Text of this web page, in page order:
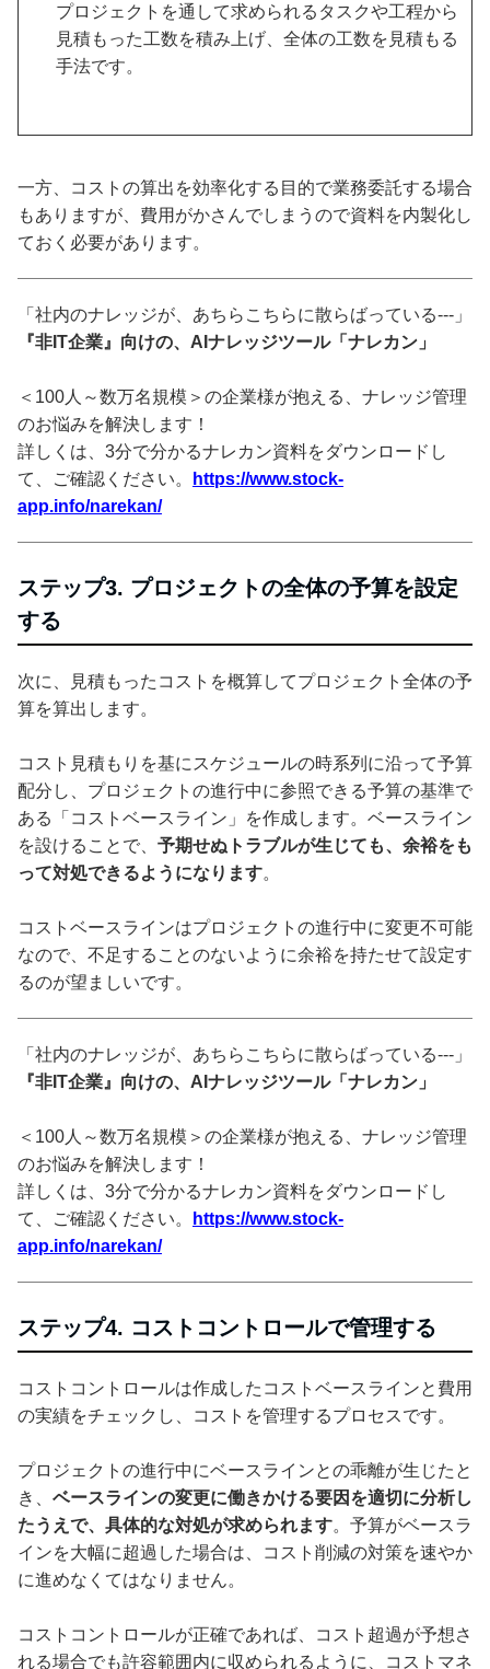
プロジェクトを通して求められるタスクや工程から
見積もった工数を積み上げ、全体の工数を見積もる
手法です。
一方、コストの算出を効率化する目的で業務委託する場合
もありますが、費用がかさんでしまうので資料を内製化し
ておく必要があります。
「社内のナレッジが、あちらこちらに散らばっている---」
『非IT企業』向けの、AIナレッジツール「ナレカン」
＜100人～数万名規模＞の企業様が抱える、ナレッジ管理
のお悩みを解決します！
詳しくは、3分で分かるナレカン資料をダウンロードし
て、ご確認ください。
https://www.stock-
app.info/narekan/
ステップ3. プロジェクトの全体の予算を設定
する
次に、見積もったコストを概算してプロジェクト全体の予
算を算出します。
コスト見積もりを基にスケジュールの時系列に沿って予算
配分し、プロジェクトの進行中に参照できる予算の基準で
ある「コストベースライン」を作成します。ベースライン
を設けることで、 予期せぬトラブルが生じても、余裕をも
って対処できるようになります。
コストベースラインはプロジェクトの進行中に変更不可能
なので、不足することのないように余裕を持たせて設定す
るのが望ましいです。
「社内のナレッジが、あちらこちらに散らばっている---」
『非IT企業』向けの、AIナレッジツール「ナレカン」
＜100人～数万名規模＞の企業様が抱える、ナレッジ管理
のお悩みを解決します！
詳しくは、3分で分かるナレカン資料をダウンロードし
て、ご確認ください。
https://www.stock-
app.info/narekan/
ステップ4. コストコントロールで管理する
コストコントロールは作成したコストベースラインと費用
の実績をチェックし、コストを管理するプロセスです。
プロジェクトの進行中にベースラインとの乖離が生じたと
き、 ベースラインの変更に働きかける要因を適切に分析し
たうえで、具体的な対処が求められます。予算がベースラ
インを大幅に超過した場合は、コスト削減の対策を速やか
に進めなくてはなりません。
コストコントロールが正確であれば、コスト超過が予想さ
れる場合でも許容範囲内に収められるように、コストマネ